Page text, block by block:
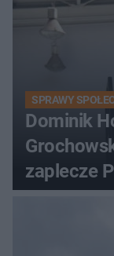
SPRAWY
Dominik
zaplecze